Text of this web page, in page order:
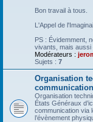
Bon travail à tous.
L'Appel de
PS : Évidemment,
vivants, mais aussi
Modérateurs :
Sujets : 7
Organisation
communication
Organisation
États Généraux
communication via
l’évènement